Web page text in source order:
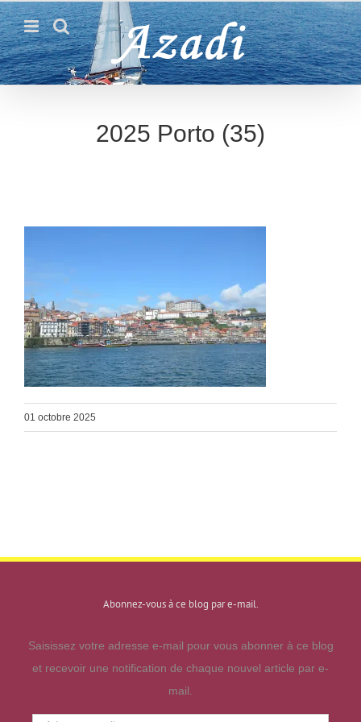
Passer
au
contenu
2025 Porto (35)
01 octobre 2025
Abonnez-vous à ce blog par e-mail.
Saisissez votre adresse e-mail pour vous abonner à ce blog
et recevoir une notification de chaque nouvel article par e-
mail.